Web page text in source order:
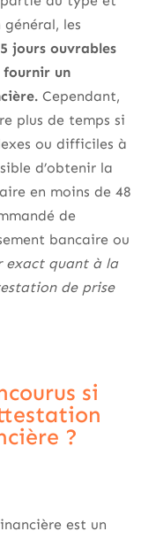
les
jours ouvrables
un
Cependant,
plus de temps si
ou difficiles à
d’obtenir la
en moins de 48
de
bancaire ou
exact quant à la
de prise
si
?
est un